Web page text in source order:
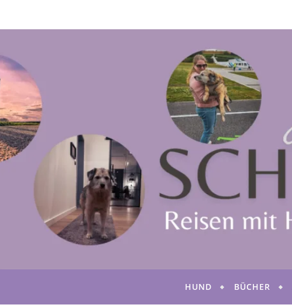
HUND BÜCHER